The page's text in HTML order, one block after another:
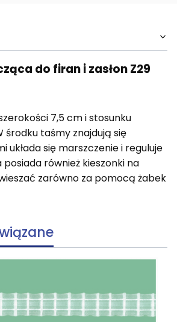
do firan i zasłon Z29
7,5 cm i stosunku
środku taśmy znajdują się
układa się marszczenie i reguluje
również kieszonki na
zarówno za pomocą żabek